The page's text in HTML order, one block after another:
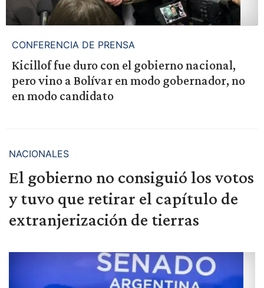
CONFERENCIA DE PRENSA
Kicillof fue duro con el gobierno nacional,
pero vino a Bolívar en modo gobernador, no
en modo candidato
NACIONALES
El gobierno no consiguió los votos
y tuvo que retirar el capítulo de
extranjerización de tierras